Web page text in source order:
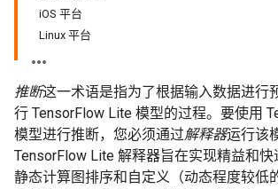
iOS 平台
Linux 平台
推断这一术语是指为了根据输入数据进行
行 TensorFlow Lite 模型的过程。要使用
模型进行推断，您必须通过解释器运行该
TensorFlow Lite 解释器旨在实现精益和快
静态计算图排序和自定义（动态程度较低